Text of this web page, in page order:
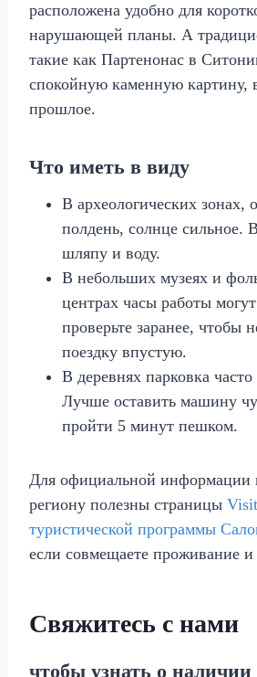
расположена удобно для
нарушающей планы. А
такие как Партенонас в
спокойную каменную
прошлое.
Что иметь в виду
В археологических зонах,
полдень, солнце сильное.
шляпу и воду.
В небольших музеях и
центрах часы работы
проверьте заранее, чтобы
поездку впустую.
В деревнях парковка
Лучше оставить машину
пройти 5 минут пешком.
Для официальной информации
региону полезны страницы
туристической программы
если совмещаете проживание и
Свяжитесь с нами
чтобы узнать о